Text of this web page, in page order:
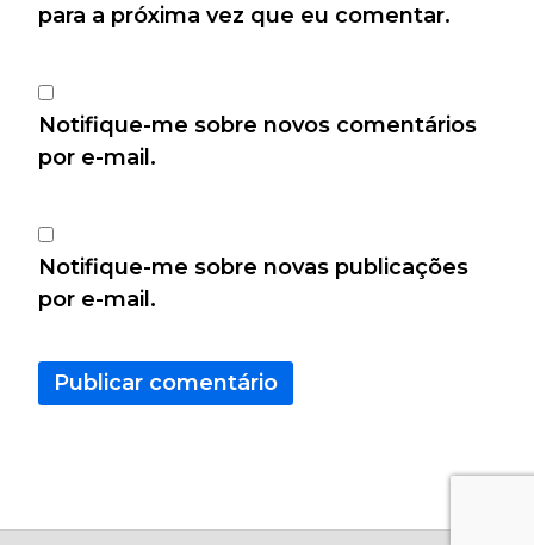
para a próxima vez que eu comentar.
Notifique-me sobre novos comentários
por e-mail.
Notifique-me sobre novas publicações
por e-mail.